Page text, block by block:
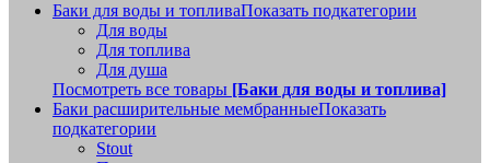
Баки для воды и топливаПоказать подкатегории
Для воды
Для топлива
Для душа
Посмотреть все товары [Баки для воды и топлива]
Баки расширительные мембранныеПоказать
подкатегории
Stout